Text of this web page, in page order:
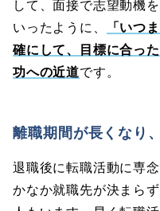
して、面接で志望動機
いったように、
「いつ
確にして、目標に合っ
功への近道です。
離職期間が長くなり
退職後に転職活動に専
かなか就職先が決まら